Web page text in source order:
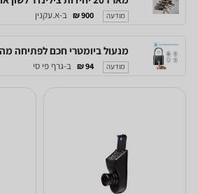
מודעה 900 ₪ ב-א.עקנין
מודעה 94 ₪ ב-גרף פי סי